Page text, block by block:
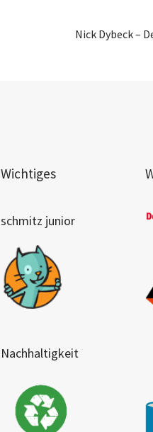
Nick Dybeck –
Wichtiges
schmitz junior
Nachhaltigkeit